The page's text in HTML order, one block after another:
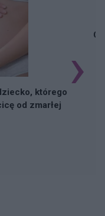
którego
od zmarłej
›